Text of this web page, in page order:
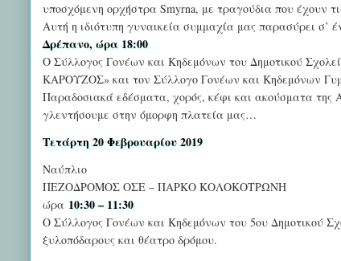
υποσχόμενη ορχήστρα Smyrna, με τραγούδια που έχουν
Αυτή η ιδιότυπη γυναικεία συμμαχία μας παρασύρει
Δρέπανο, ώρα 18:00
Ο Σύλλογος Γονέων και Κηδεμόνων του Δημοτικού
ΚΑΡΟΥΖΟΣ» και τον Σύλλογο Γονέων και Κηδεμόνων
Παραδοσιακά εδέσματα, χορός, κέφι και ακούσματα της
γλεντήσουμε στην όμορφη πλατεία μας…
Τετάρτη 20 Φεβρουαρίου 2019
Ναύπλιο
ΠΕΖΟΔΡΟΜΟΣ ΟΣΕ – ΠΑΡΚΟ ΚΟΛΟΚΟΤΡΩΝΗ
ώρα 10:30 – 11:30
Ο Σύλλογος Γονέων και Κηδεμόνων του 5ου Δημοτικού
ξυλοπόδαρους και θέατρο δρόμου.